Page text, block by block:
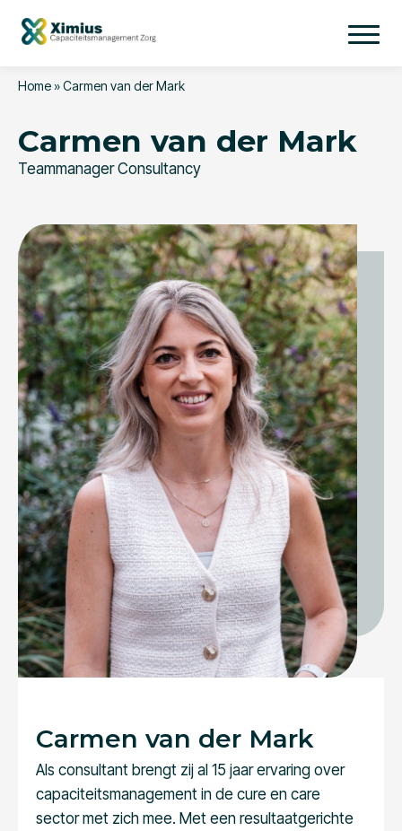
Home»Carmen van der Mark
Carmen van der Mark
Teammanager Consultancy
Carmen van der Mark
Als consultant brengt zij al 15 jaar ervaring over
capaciteitsmanagement in de cure en care
sector met zich mee. Met een resultaatgerichte